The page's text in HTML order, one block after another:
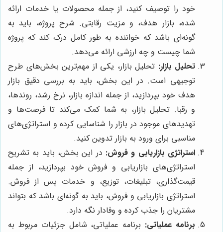
خود را توصیف کنید، از جمله محصولات یا خدمات ارائه
شده، بازار هدف، و مزیت رقابتی. شرح پروژه، باید به
گونه‌ای باشد که خواننده به طور کامل درک کند که پروژه
شما چیست و چه ارزشی ارائه می‌دهد.
تحلیل بازار: تحلیل بازار، یکی از مهم‌ترین بخش‌های طرح
توجیهی است. در این بخش، باید به بررسی دقیق بازار
هدف خود بپردازید، از جمله اندازه بازار، نرخ رشد، روندها،
و رقبا. تحلیل بازار، به شما کمک می‌کند تا فرصت‌ها و
تهدیدهای موجود در بازار را شناسایی کرده و استراتژی‌های
مناسبی برای ورود به بازار تدوین کنید.
استراتژی بازاریابی و فروش: در این بخش، باید به تشریح
استراتژی‌های بازاریابی و فروش خود بپردازید، از جمله
قیمت‌گذاری، تبلیغات، توزیع، و خدمات پس از فروش.
استراتژی بازاریابی و فروش، باید به گونه‌ای باشد که بتواند
مشتریان را جذب کرده و وفادار نگه دارد.
برنامه عملیاتی: برنامه عملیاتی، شامل جزئیات مربوط به